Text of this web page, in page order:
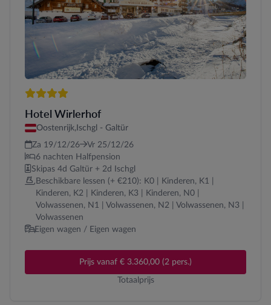
4 sterren
Hotel Wirlerhof
Oostenrijk, Ischgl - Galtür
Za 19/12/26
Vr 25/12/26
6 nachten Halfpension
Skipas 4d Galtür + 2d Ischgl
Beschikbare lessen (+ €210): K0 | Kinderen, K1 |
Kinderen, K2 | Kinderen, K3 | Kinderen, N0 |
Volwassenen, N1 | Volwassenen, N2 | Volwassenen, N3 |
Volwassenen
Eigen wagen / Eigen wagen
Prijs vanaf € 3.360,00 (2 pers.)
Totaalprijs